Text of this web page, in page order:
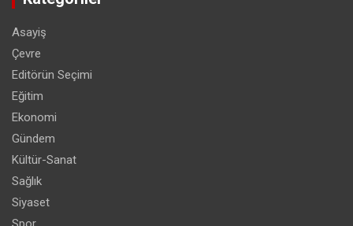
Asayiş
Çevre
Editörün Seçimi
Eğitim
Ekonomi
Gündem
Kültür-Sanat
Sağlık
Siyaset